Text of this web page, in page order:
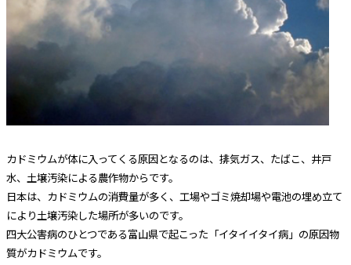
カドミウムが体に入ってくる原因となるのは、排気ガス、たばこ、井戸
水、土壌汚染による農作物からです。
日本は、カドミウムの消費量が多く、工場やゴミ焼却場や電池の埋め立て
により土壌汚染した場所が多いのです。
四大公害病のひとつである富山県で起こった「イタイイタイ病」の原因物
質がカドミウムです。